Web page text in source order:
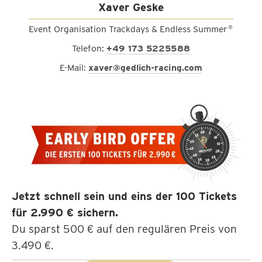
Xaver Geske
Event Organisation Trackdays & Endless Summer®
Telefon:+49 173 5225588
E-Mail: xaver@gedlich-racing.com
Jetzt schnell sein und eins der 100 Tickets
für 2.990 € sichern.
Du sparst 500 € auf den regulären Preis von
3.490 €.